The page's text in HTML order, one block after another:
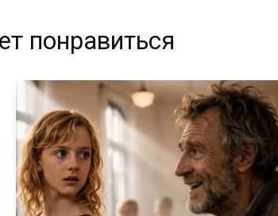
понравиться